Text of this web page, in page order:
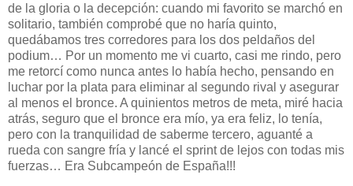
de la gloria o la decepción: cuando mi favorito se marchó en
solitario, también comprobé que no haría quinto,
quedábamos tres corredores para los dos peldaños del
podium… Por un momento me vi cuarto, casi me rindo, pero
me retorcí como nunca antes lo había hecho, pensando en
luchar por la plata para eliminar al segundo rival y asegurar
al menos el bronce. A quinientos metros de meta, miré hacia
atrás, seguro que el bronce era mío, ya era feliz, lo tenía,
pero con la tranquilidad de saberme tercero, aguanté a
rueda con sangre fría y lancé el sprint de lejos con todas mis
fuerzas… Era Subcampeón de España!!!